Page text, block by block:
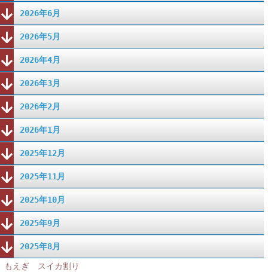
2026年6月
2026年5月
2026年4月
2026年3月
2026年2月
2026年1月
2025年12月
2025年11月
2025年10月
2025年9月
2025年8月
もえぎ スイカ割り